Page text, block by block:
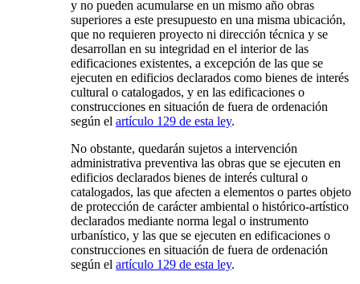
y no pueden acumularse en un mismo año obras
superiores a este presupuesto en una misma ubicación,
que no requieren proyecto ni dirección técnica y se
desarrollan en su integridad en el interior de las
edificaciones existentes, a excepción de las que se
ejecuten en edificios declarados como bienes de interés
cultural o catalogados, y en las edificaciones o
construcciones en situación de fuera de ordenación
según el artículo 129 de esta ley.
No obstante, quedarán sujetos a intervención
administrativa preventiva las obras que se ejecuten en
edificios declarados bienes de interés cultural o
catalogados, las que afecten a elementos o partes objeto
de protección de carácter ambiental o histórico-artístico
declarados mediante norma legal o instrumento
urbanístico, y las que se ejecuten en edificaciones o
construcciones en situación de fuera de ordenación
según el artículo 129 de esta ley.